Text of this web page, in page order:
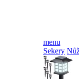
menu
Sekery